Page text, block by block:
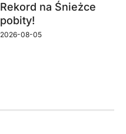
Rekord na Śnieżce
pobity!
2026-08-05